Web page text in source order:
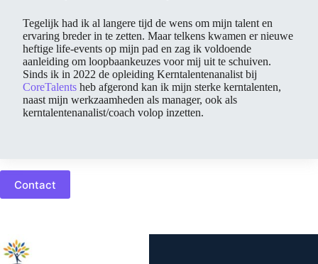
Tegelijk had ik al langere tijd de wens om mijn talent en
ervaring breder in te zetten. Maar telkens kwamen er nieuwe
heftige life-events op mijn pad en zag ik voldoende
aanleiding om loopbaankeuzes voor mij uit te schuiven.
Sinds ik in 2022 de opleiding Kerntalentenanalist bij
CoreTalents heb afgerond kan ik mijn sterke kerntalenten,
naast mijn werkzaamheden als manager, ook als
kerntalentenanalist/coach volop inzetten.
Contact